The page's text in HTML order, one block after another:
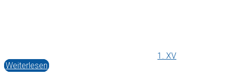
1. XV
Weiterlesen